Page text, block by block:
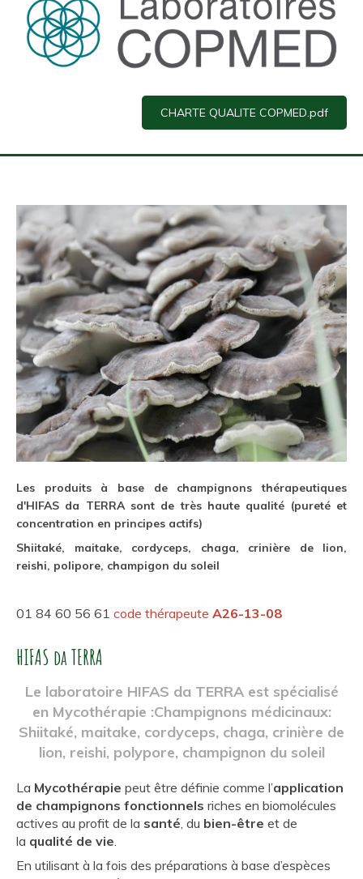
CHARTE QUALITE COPMED.pdf
Les produits à base de champignons thérapeutiques
d'HIFAS da TERRA sont de très haute qualité (pureté et
concentration en principes actifs)
Shiitaké, maitake, cordyceps, chaga, crinière de lion,
reishi, polipore, champigon du soleil
01 84 60 56 61 code thérapeute A26-13-08
HIFAS da TERRA
Le laboratoire HIFAS da TERRA est spécialisé
en Mycothérapie :Champignons médicinaux:
Shiitaké, maitake, cordyceps, chaga, crinière de
lion, reishi, polypore, champignon du soleil
La Mycothérapie peut être définie comme l’application
de champignons fonctionnels riches en biomolécules
actives au profit de la santé, du bien-être et de
la qualité de vie.
En utilisant à la fois des préparations à base d’espèces